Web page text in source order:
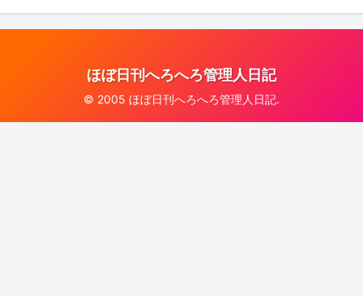
ほぼ日刊へろへろ管理人日記
© 2005 ほぼ日刊へろへろ管理人日記.